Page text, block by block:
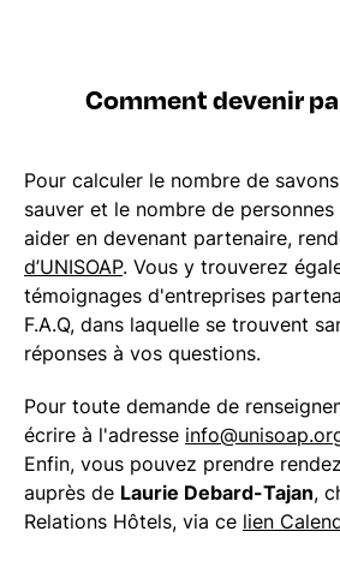
Comment devenir
Pour calculer le nombre de
sauver et le nombre de
aider en devenant partenaire,
d’UNISOAP. Vous y trouverez
témoignages d'entreprises
F.A.Q, dans laquelle se trouvent
réponses à vos questions.
Pour toute demande de
écrire à l'adresse
Enfin, vous pouvez prendre
auprès de Laurie Debard-Tajan,
Relations Hôtels, via ce lien